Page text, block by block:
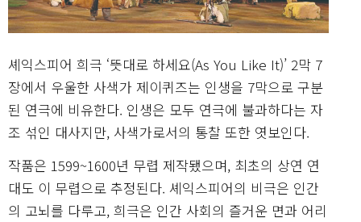
셰익스피어 희극 ‘뜻대로 하세요(As You Like It)’ 2막 7
장에서 우울한 사색가 제이퀴즈는 인생을 7막으로 구분
된 연극에 비유한다. 인생은 모두 연극에 불과하다는 자
조 섞인 대사지만, 사색가로서의 통찰 또한 엿보인다.
작품은 1599~1600년 무렵 제작됐으며, 최초의 상연 연
대도 이 무렵으로 추정된다. 셰익스피어의 비극은 인간
의 고뇌를 다루고, 희극은 인간 사회의 즐거운 면과 어리